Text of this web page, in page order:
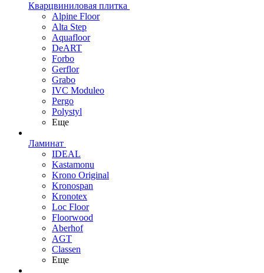
Кварцвиниловая плитка
Alpine Floor
Alta Step
Aquafloor
DeART
Forbo
Gerflor
Grabo
IVC Moduleo
Pergo
Polystyl
Еще
Ламинат
IDEAL
Kastamonu
Krono Original
Kronospan
Kronotex
Loc Floor
Floorwood
Aberhof
AGT
Classen
Еще